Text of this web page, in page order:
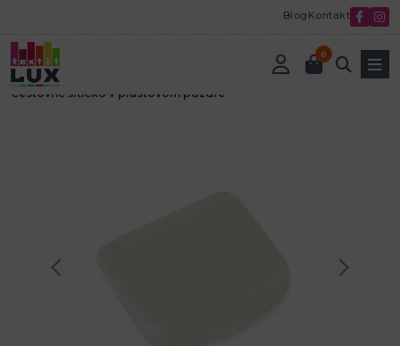
Blog Kontakt
0
Úvod
Cestovné šitíčko v plastovom púzdre